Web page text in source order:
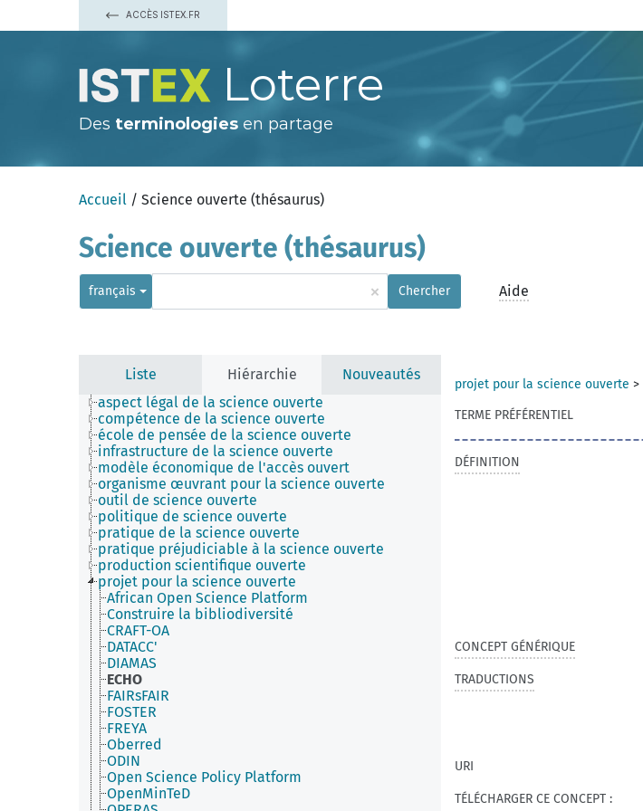
ACCÈS ISTEX.FR
Loterre
Des terminologies en partage
Accueil / Science ouverte (thésaurus)
Science ouverte (thésaurus)
français × Chercher Aide
Liste Hiérarchie
Nouveautés
aspect légal de la science ouverte
compétence de la science ouverte
école de pensée de la science ouverte
infrastructure de la science ouverte
modèle économique de l'accès ouvert
organisme œuvrant pour la science ouverte
outil de science ouverte
politique de science ouverte
pratique de la science ouverte
pratique préjudiciable à la science ouverte
production scientifique ouverte
projet pour la science ouverte
African Open Science Platform
Construire la bibliodiversité
CRAFT-OA
DATACC'
DIAMAS
ECHO
FAIRsFAIR
FOSTER
FREYA
Oberred
ODIN
Open Science Policy Platform
OpenMinTeD
projet pour la science ouverte >
TERME PRÉFÉRENTIEL
DÉFINITION
CONCEPT GÉNÉRIQUE
TRADUCTIONS
URI
TÉLÉCHARGER CE CONCEPT :